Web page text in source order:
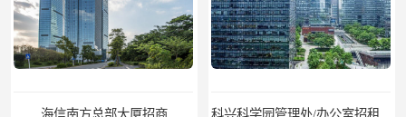
海信南方总部大厦招商